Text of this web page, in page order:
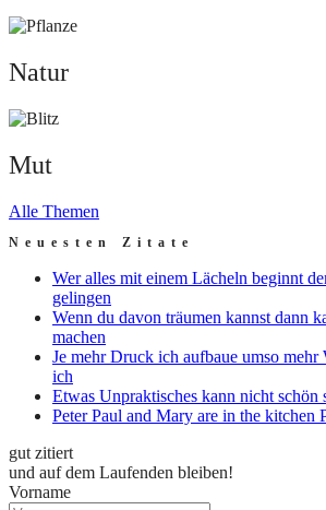
Natur
Natur
Mut
Mut
Alle Themen
Neuesten Zitate
Wer alles mit einem Lächeln beginnt
gelingen
Wenn du davon träumen kannst dann
machen
Je mehr Druck ich aufbaue umso mehr
ich
Etwas Unpraktisches kann nicht schön
Peter Paul and Mary are in the kitchen
gut zitiert
und auf dem Laufenden bleiben!
Vorname